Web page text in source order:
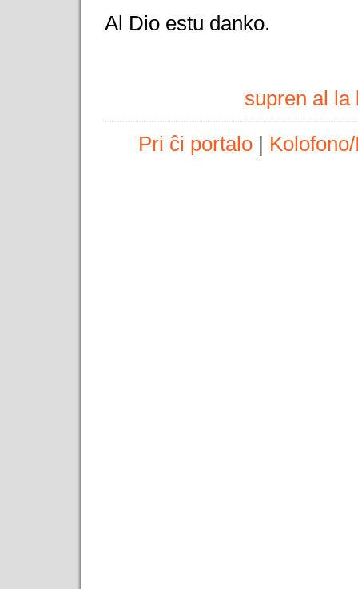
Al Dio estu danko.
supren al la
Pri ĉi portalo|